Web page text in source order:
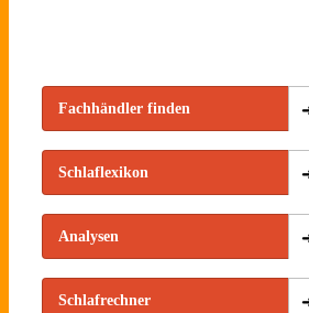
Fachhändler finden
Schlaflexikon
Analysen
Schlafrechner